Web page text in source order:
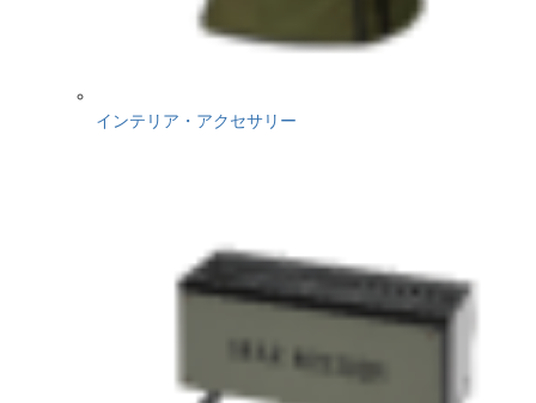
インテリア・アクセサリー